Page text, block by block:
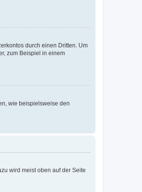
durch einen Dritten. Um
zum Beispiel in einem
wie beispielsweise den
wird meist oben auf der Seite